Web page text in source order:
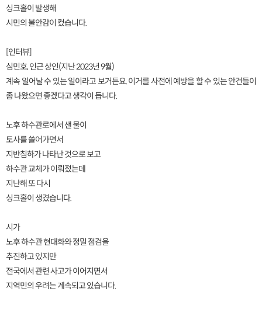
싱크홀이 발생해
시민의 불안감이 컸습니다.
[인터뷰]
심민호, 인근 상인(지난 2023년 9월)
계속 일어날 수 있는 일이라고 보거든요. 이거를 사전에 예방을 할 수 있는 안건들이
좀 나왔으면 좋겠다고 생각이 듭니다.
노후 하수관로에서 샌 물이
토사를 쓸어가면서
지반침하가 나타난 것으로 보고
하수관 교체가 이뤄졌는데
지난해 또 다시
싱크홀이 생겼습니다.
시가
노후 하수관 현대화와 정밀 점검을
추진하고 있지만
전국에서 관련 사고가 이어지면서
지역민의 우려는 계속되고 있습니다.